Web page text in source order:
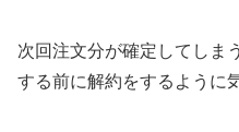
次回注文分が確定してしま
する前に解約をするように